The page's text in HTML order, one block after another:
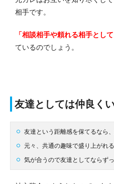
相手です。
「相談相手や頼れる相手とし
ているのでしょう。
友達としては仲良く
友達という距離感を保てるなら
元々、共通の趣味で盛り上がれ
気が合うので友達としてならず